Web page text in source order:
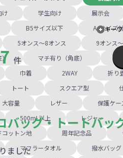
け
学生向け 展示会
B5サイズ以下 A4サイズ
5オンス～8オンス 9オンス
）
マチ有り（角底）
巾着 2WAY 折り
トート スクエア型
大容量 レザー 保護ケー
500mL以上 レジャー
コットン地
周年記念品
マフラータオル 撥水バッグ
キー
件
バッグ・トートバッ
ました